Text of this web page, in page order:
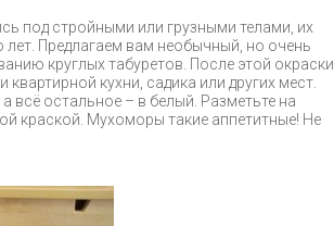
под стройными или грузными телами, их
Предлагаем вам необычный, но очень
круглых табуретов. После этой окраски
кухни, садика или других мест.
всё остальное – в белый. Разметьте на
краской. Мухоморы такие аппетитные! Не